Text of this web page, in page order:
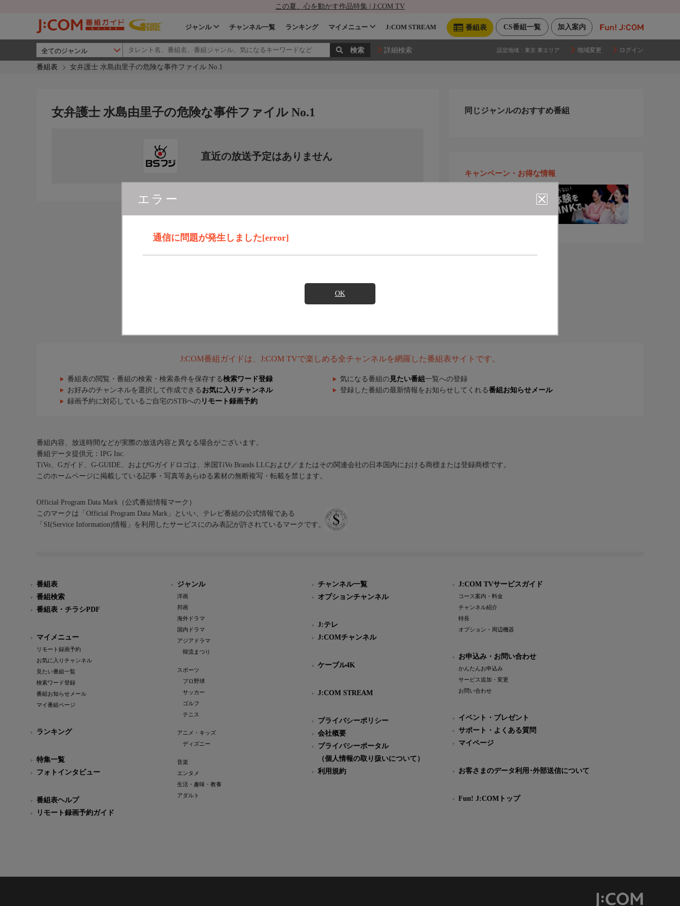
この夏、心を動かす作品特集 | J:COM TV
加入案内
CS番組一覧
番組表
ジャンル チャンネル一覧 ランキング マイメニュー J:COM STREAM
詳細検索 設定地域： 東京 東エリア 地域変更 ログイン
番組表 女弁護士 水島由里子の危険な事件ファイル No.1
エラー
通信に問題が発生しました[error]
OK
女弁護士 水島由里子の危険な事件ファイル No.1
直近の放送予定はありません
同じジャンルのおすすめ番組
キャンペーン・お得な情報
J:COM番組ガイドは、J:COM TVで楽しめる全チャンネルを網羅した番組表サイトです。
番組表の閲覧・番組の検索・検索条件を保存する検索ワード登録 気になる番組の 見たい番組 一覧への登録
お好みのチャンネルを選択して作成できる お気に入りチャンネル 登録した番組の最新情報をお知らせしてくれる番組お知らせメール
録画予約に対応しているご自宅のSTBへの リモート録画予約
番組内容、放送時間などが実際の放送内容と異なる場合がございます。
番組データ提供元：IPG Inc.
TiVo、Gガイド、G-GUIDE、およびGガイドロゴは、米国TiVo Brands LLCおよび／またはその関連会社の日本国内における商標または登録商標です。
このホームページに掲載している記事・写真等あらゆる素材の無断複写・転載を禁じます。
Official Program Data Mark（公式番組情報マーク）
このマークは「Official Program Data Mark」といい、テレビ番組の公式情報である
「SI(Service Information)情報」を利用したサービスにのみ表記が許されているマークです。
番組表
番組検索
番組表・チラシPDF
マイメニュー
リモート録画予約
お気に入りチャンネル
見たい番組一覧
検索ワード登録
番組お知らせメール
マイ番組ページ
ランキング
特集一覧
フォトインタビュー
番組表ヘルプ
リモート録画予約ガイド
ジャンル
洋画
邦画
海外ドラマ
国内ドラマ
アジアドラマ
韓流まつり
スポーツ
プロ野球
サッカー
ゴルフ
テニス
アニメ・キッズ
ディズニー
音楽
エンタメ
生活・趣味・教養
アダルト
チャンネル一覧
オプションチャンネル
J:テレ
J:COMチャンネル
ケーブル4K
J:COM STREAM
プライバシーポリシー
会社概要
プライバシーポータル
（個人情報の取り扱いについて）
利用規約
J:COM TVサービスガイド
コース案内・料金
チャンネル紹介
特長
オプション・周辺機器
お申込み・お問い合わせ
かんたんお申込み
サービス追加・変更
お問い合わせ
イベント・プレゼント
サポート・よくある質問
マイページ
お客さまのデータ利用･外部送信について
Fun! J:COMトップ